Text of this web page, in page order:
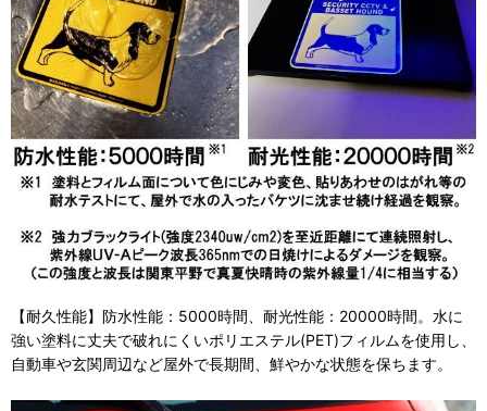
【耐久性能】防水性能：5000時間、耐光性能：20000時間。水に
強い塗料に丈夫で破れにくいポリエステル(PET)フィルムを使用し、
自動車や玄関周辺など屋外で長期間、鮮やかな状態を保ちます。